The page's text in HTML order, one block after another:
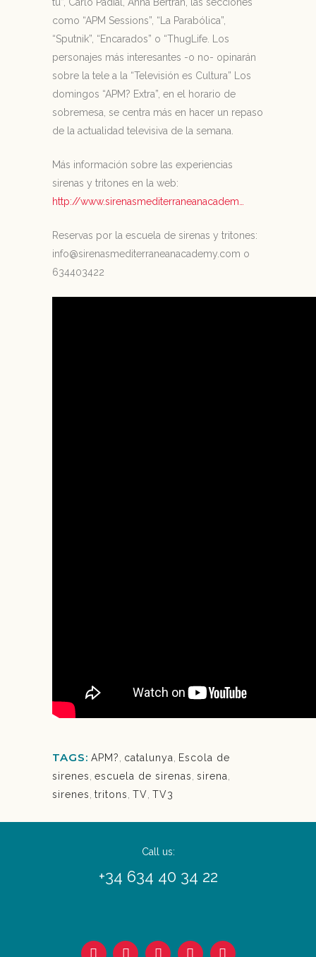
como “APM Sessions”, “La Parabólica”,
“Sputnik”, “Encarados” o “ThugLife. Los
personajes más interesantes -o no- opinarán
sobre la tele a la “Televisión es Cultura” Los
domingos “APM? Extra”, en el horario de
sobremesa, se centra más en hacer un repaso
de la actualidad televisiva de la semana.
Más información sobre las experiencias
sirenas y tritones en la web:
http://www.sirenasmediterraneanacadem…
Reservas por la escuela de sirenas y tritones:
info@sirenasmediterraneanacademy.com o
634403422
TAGS: APM? catalunya
Escola de
sirenes escuela de sirenas sirena
sirenes tritons TV TV3
Call us:
+34 634 40 34 22